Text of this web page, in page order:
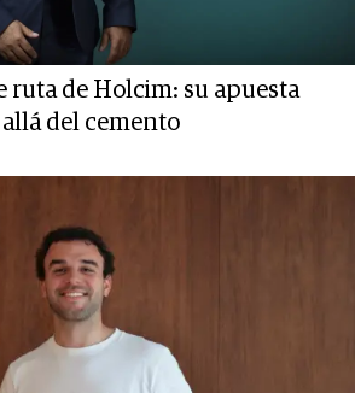
ruta de Holcim: su apuesta
del cemento